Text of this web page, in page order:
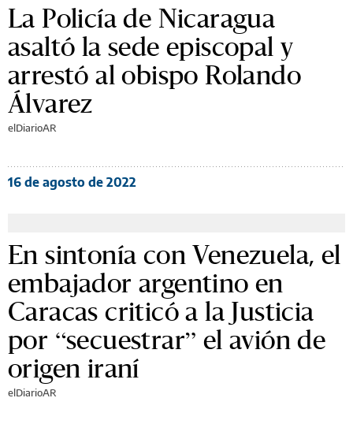
La Policía de Nicaragua
asaltó la sede episcopal y
arrestó al obispo Rolando
Álvarez
elDiarioAR
16 de agosto de 2022
En sintonía con Venezuela, el
embajador argentino en
Caracas criticó a la Justicia
por “secuestrar” el avión de
origen iraní
elDiarioAR